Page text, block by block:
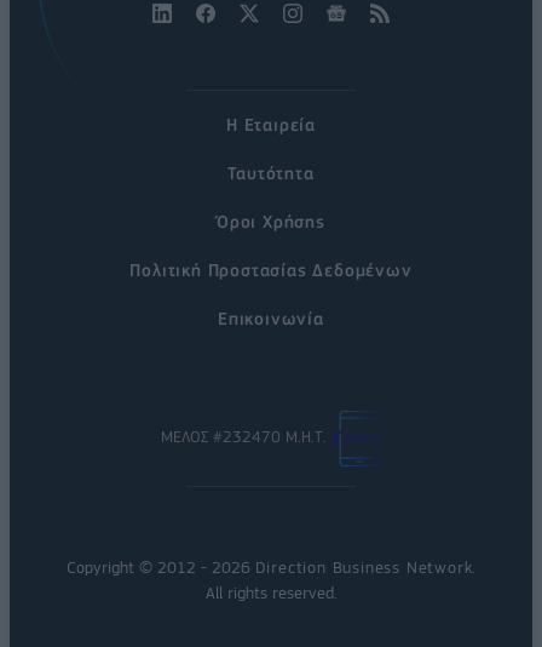
Η Εταιρεία
Ταυτότητα
Όροι Χρήσης
Πολιτική Προστασίας Δεδομένων
Επικοινωνία
ΜΕΛΟΣ #232470 Μ.Η.Τ.
Copyright © 2012 - 2026 Direction Business Network.
All rights reserved.